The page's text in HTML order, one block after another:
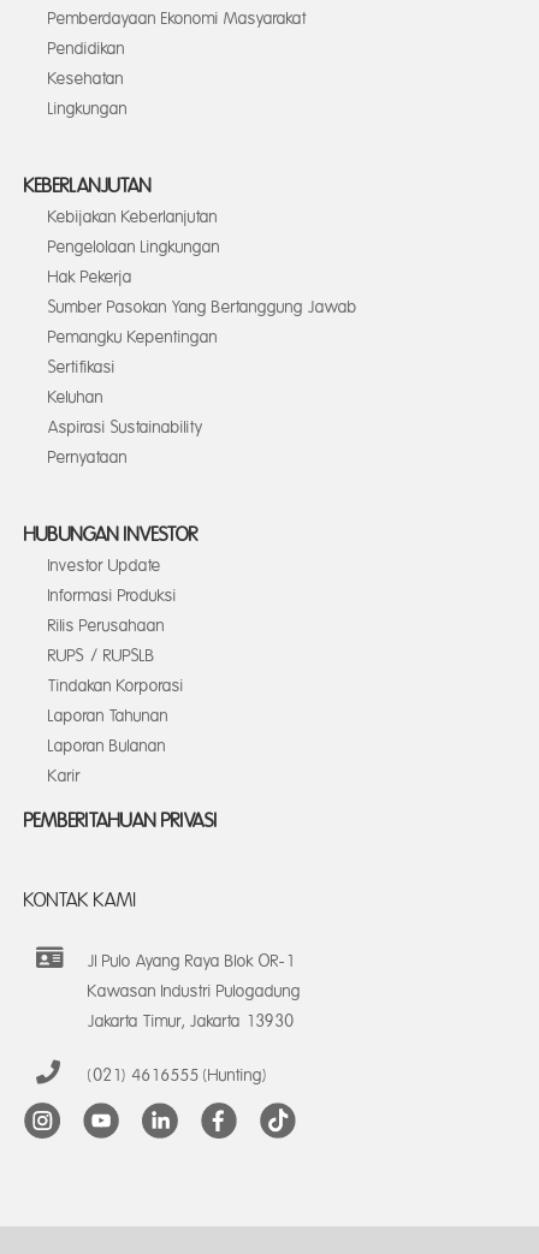
Pemberdayaan Ekonomi Masyarakat
Pendidikan
Kesehatan
Lingkungan
KEBERLANJUTAN
Kebijakan Keberlanjutan
Pengelolaan Lingkungan
Hak Pekerja
Sumber Pasokan Yang Bertanggung Jawab
Pemangku Kepentingan
Sertifikasi
Keluhan
Aspirasi Sustainability
Pernyataan
HUBUNGAN INVESTOR
Investor Update
Informasi Produksi
Rilis Perusahaan
RUPS / RUPSLB
Tindakan Korporasi
Laporan Tahunan
Laporan Bulanan
Karir
PEMBERITAHUAN PRIVASI
KONTAK KAMI
Jl Pulo Ayang Raya Blok OR-1
Kawasan Industri Pulogadung
Jakarta Timur, Jakarta 13930
(021) 4616555 (Hunting)